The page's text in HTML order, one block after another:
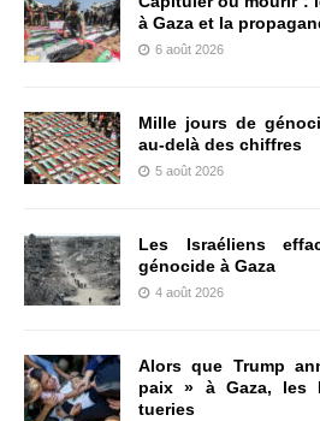
à Gaza et la
6 août 2026
Mille jours de
au-delà des chiffres
5 août 2026
Les Israéliens
génocide à Gaza
4 août 2026
Alors que Trump
paix » à Gaza, les
tueries